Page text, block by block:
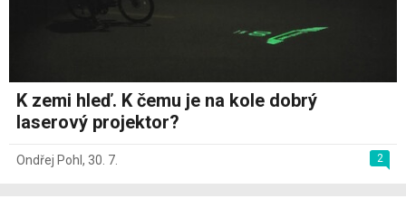
K zemi hleď. K čemu je na kole dobrý
laserový projektor?
2
Ondřej Pohl, 30. 7.